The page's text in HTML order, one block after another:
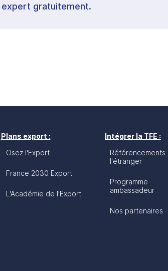
expert gratuitement.
Plans export :
Osez l'Export
France 2030 Export
L'Académie de l'Export
Intégrer la TFE :
Référencements
l'étranger
Programme
ambassadeur
Nos partenaires